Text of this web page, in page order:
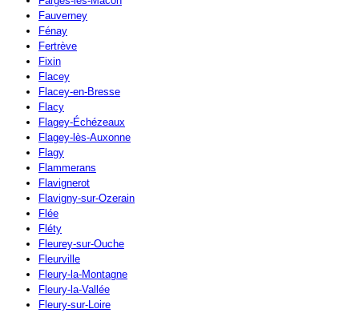
Fauverney
Fénay
Fertrève
Fixin
Flacey
Flacey-en-Bresse
Flacy
Flagey-Échézeaux
Flagey-lès-Auxonne
Flagy
Flammerans
Flavignerot
Flavigny-sur-Ozerain
Flée
Fléty
Fleurey-sur-Ouche
Fleurville
Fleury-la-Montagne
Fleury-la-Vallée
Fleury-sur-Loire